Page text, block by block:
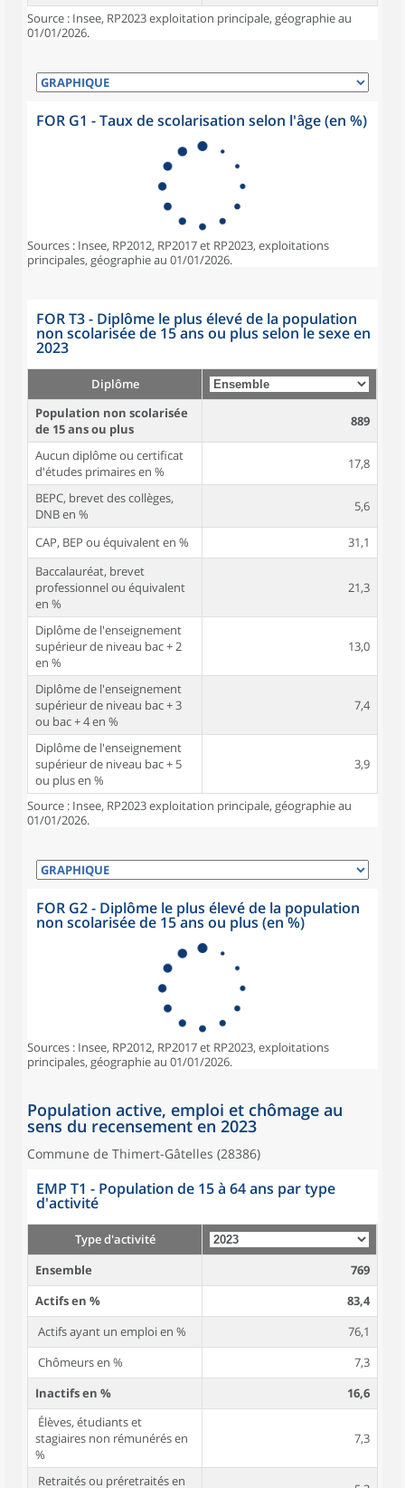
Source : Insee, RP2023 exploitation principale, géographie au
01/01/2026.
FOR G1 - Taux de scolarisation selon l'âge (en %)
Sources : Insee, RP2012, RP2017 et RP2023, exploitations
principales, géographie au 01/01/2026.
FOR T3 - Diplôme le plus élevé de la population
non scolarisée de 15 ans ou plus selon le sexe en
2023
Diplôme
Population non scolarisée
de 15 ans ou plus
889
Aucun diplôme ou certificat
d'études primaires en %
17,8
BEPC, brevet des collèges,
DNB en %
5,6
CAP, BEP ou équivalent en %
31,1
Baccalauréat, brevet
professionnel ou équivalent
en %
21,3
Diplôme de l'enseignement
supérieur de niveau bac + 2
en %
13,0
Diplôme de l'enseignement
supérieur de niveau bac + 3
ou bac + 4 en %
7,4
Diplôme de l'enseignement
supérieur de niveau bac + 5
ou plus en %
3,9
Source : Insee, RP2023 exploitation principale, géographie au
01/01/2026.
FOR G2 - Diplôme le plus élevé de la population
non scolarisée de 15 ans ou plus (en %)
Sources : Insee, RP2012, RP2017 et RP2023, exploitations
principales, géographie au 01/01/2026.
Population active, emploi et chômage au
sens du recensement en 2023
Commune de Thimert-Gâtelles (28386)
EMP T1 - Population de 15 à 64 ans par type
d'activité
Type d'activité
Ensemble
769
Actifs en %
83,4
Actifs ayant un emploi en %
76,1
Chômeurs en %
7,3
Inactifs en %
16,6
Élèves, étudiants et
stagiaires non rémunérés en
%
7,3
Retraités ou préretraités en